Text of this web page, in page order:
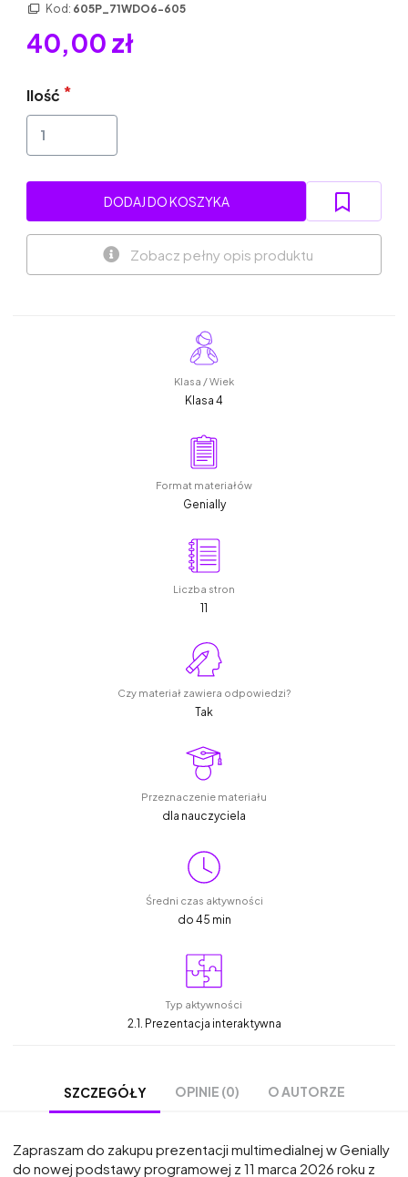
Kod: 605P_71WDO6-605
40,00 zł
Ilość
DODAJ DO KOSZYKA
Zobacz pełny opis produktu
Klasa / Wiek
Klasa 4
Format materiałów
Genially
Liczba stron
11
Czy materiał zawiera odpowiedzi?
Tak
Przeznaczenie materiału
dla nauczyciela
Średni czas aktywności
do 45 min
Typ aktywności
2.1. Prezentacja interaktywna
SZCZEGÓŁY OPINIE (0) O AUTORZE
Zapraszam do zakupu prezentacji multimedialnej w Genially
do nowej podstawy programowej z 11 marca 2026 roku z